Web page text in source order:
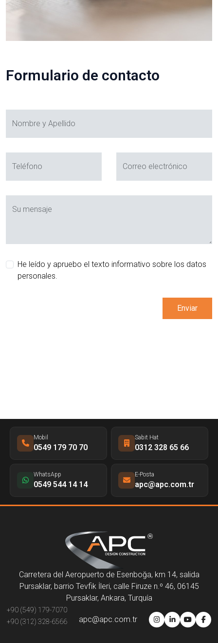
Formulario de contacto
Nombre y Apellido
Teléfono Correo electrónico
Su mensaje
He leído y apruebo el texto informativo sobre los datos
personales.
Enviar
Mobil
0549 179 70 70
Sabit Hat
0312 328 65 66
WhatsApp
0549 544 14 14
E-Posta
apc@apc.com.tr
Carretera del Aeropuerto de Esenboğa, km 14, salida
Pursaklar, barrio Tevfik İleri, calle Firuze n.º 46, 06145
Pursaklar, Ankara, Turquía
+90 (549) 179-7070
+90 (312) 328-6566
apc@apc.com.tr